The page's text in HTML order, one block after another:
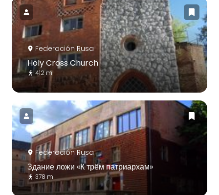
Federación Rusa
Holy Cross Church
412 m
Federación Rusa
Здание ложи «К трём патриархам»
378 m